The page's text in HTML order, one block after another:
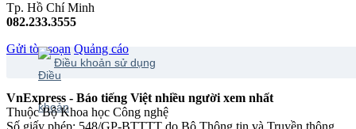
Tp. Hồ Chí Minh
082.233.3555
Gửi tòa soạn Quảng cáo
Điều khoản sử dụng
VnExpress - Báo tiếng Việt nhiều người xem nhất
Thuộc Bộ Khoa học Công nghệ